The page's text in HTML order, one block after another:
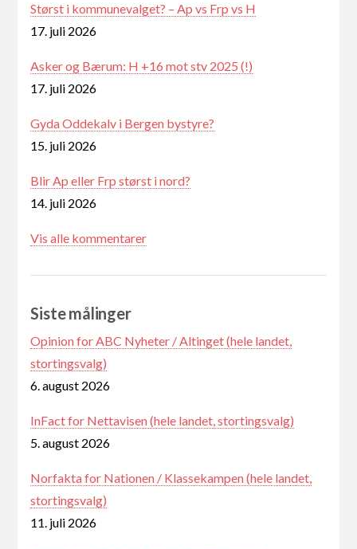
Størst i kommunevalget? – Ap vs Frp vs H
17. juli 2026
Asker og Bærum: H +16 mot stv 2025 (!)
17. juli 2026
Gyda Oddekalv i Bergen bystyre?
15. juli 2026
Blir Ap eller Frp størst i nord?
14. juli 2026
Vis alle kommentarer
Siste målinger
Opinion for ABC Nyheter / Altinget (hele landet,
stortingsvalg)
6. august 2026
InFact for Nettavisen (hele landet, stortingsvalg)
5. august 2026
Norfakta for Nationen / Klassekampen (hele landet,
stortingsvalg)
11. juli 2026